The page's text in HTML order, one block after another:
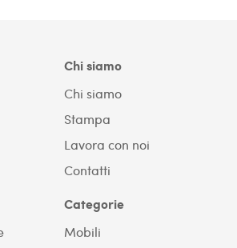
Chi siamo
Chi siamo
Stampa
Lavora con noi
Contatti
Categorie
Mobili